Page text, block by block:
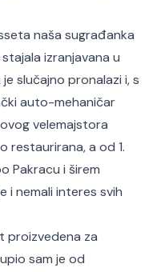
naša sugrađanka
izranjavana u
slučajno pronalazi i, s
auto-mehaničar
velemajstora
restaurirana, a od 1.
Pakracu i širem
i nemali interes svih
proizvedena za
sam je od